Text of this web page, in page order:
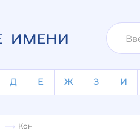
Д Е Ж З И
Кон